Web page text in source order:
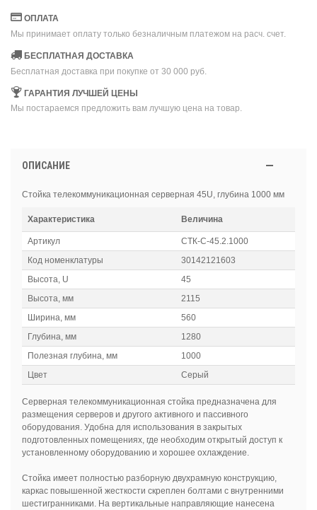
ОПЛАТА
Мы принимает оплату только безналичным платежом на расч. счет.
БЕСПЛАТНАЯ ДОСТАВКА
Бесплатная доставка при покупке от 30 000 руб.
ГАРАНТИЯ ЛУЧШЕЙ ЦЕНЫ
Мы постараемся предложить вам лучшую цена на товар.
ОПИСАНИЕ
Стойка телекоммуникационная серверная 45U, глубина 1000 мм
Характеристика Величина
Артикул
СТК-С-45.2.1000
Код номенклатуры
30142121603
Высота, U
45
Высота, мм
2115
Ширина, мм
560
Глубина, мм
1280
Полезная глубина, мм
1000
Цвет
Серый
Серверная телекоммуникационная стойка предназначена для
размещения серверов и другого активного и пассивного
оборудования. Удобна для использования в закрытых
подготовленных помещениях, где необходим открытый доступ к
установленному оборудованию и хорошее охлаждение.
Стойка имеет полностью разборную двухрамную конструкцию,
каркас повышенной жесткости скреплен болтами с внутренними
шестигранниками. На вертикальные направляющие нанесена